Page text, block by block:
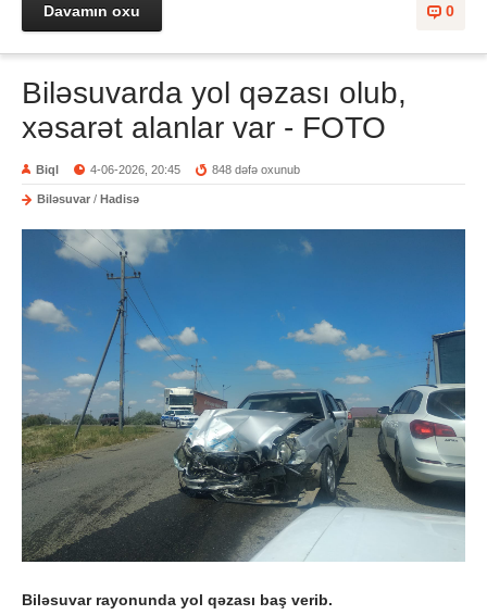
0
Davamın oxu
Biləsuvarda yol qəzası olub,
xəsarət alanlar var - FOTO
Biql 4-06-2026, 20:45 848 dəfə oxunub
Biləsuvar / Hadisə
Biləsuvar rayonunda yol qəzası baş verib.